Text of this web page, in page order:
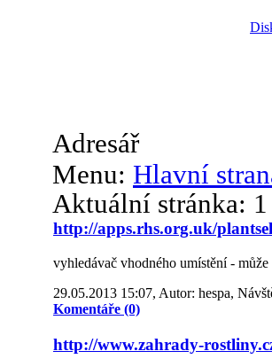
Adresář
Menu: Hlavní
Aktuální stránka:
http://apps.rhs.org.uk/
vyhledávač vhodného umístění -
29.05.2013 15:07, Autor: hespa,
Komentáře (0)
http://www.zahrady-